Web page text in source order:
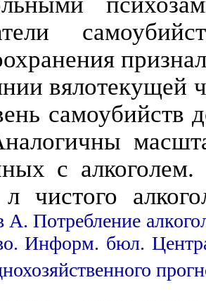
вялотекущей
самоубийств
с
чистого
Потребление
Информ. бюл.